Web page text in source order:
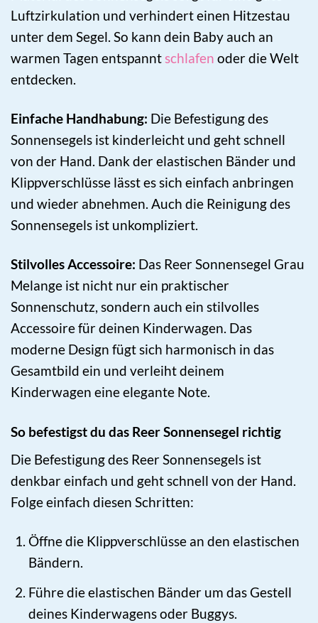
Luftzirkulation und verhindert einen Hitzestau
unter dem Segel. So kann dein Baby auch an
warmen Tagen entspanntschlafen oder die Welt
entdecken.
Einfache Handhabung: Die Befestigung des
Sonnensegels ist kinderleicht und geht schnell
von der Hand. Dank der elastischen Bänder und
Klippverschlüsse lässt es sich einfach anbringen
und wieder abnehmen. Auch die Reinigung des
Sonnensegels ist unkompliziert.
Stilvolles Accessoire: Das Reer Sonnensegel Grau
Melange ist nicht nur ein praktischer
Sonnenschutz, sondern auch ein stilvolles
Accessoire für deinen Kinderwagen. Das
moderne Design fügt sich harmonisch in das
Gesamtbild ein und verleiht deinem
Kinderwagen eine elegante Note.
So befestigst du das Reer Sonnensegel richtig
Die Befestigung des Reer Sonnensegels ist
denkbar einfach und geht schnell von der Hand.
Folge einfach diesen Schritten:
Öffne die Klippverschlüsse an den elastischen
Bändern.
Führe die elastischen Bänder um das Gestell
deines Kinderwagens oder Buggys.